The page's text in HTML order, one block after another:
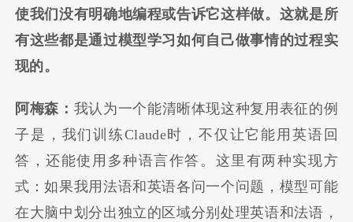
使我们没有明确地编程或告诉它这样做。这就是所
有这些都是通过模型学习如何自己做事情的过程实
现的。
阿梅森： 我认为一个能清晰体现这种复用表征的例
子是，我们训练Claude时，不仅让它能用英语回
答，还能使用多种语言作答。这里有两种实现方
式：如果我用法语和英语各问一个问题，模型可能
在大脑中划分出独立的区域分别处理英语和法语，